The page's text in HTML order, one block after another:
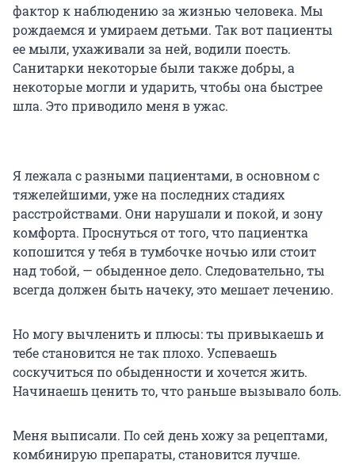
фактор к наблюдению за жизнью человека. Мы
рождаемся и умираем детьми. Так вот пациенты
ее мыли, ухаживали за ней, водили поесть.
Санитарки некоторые были также добры, а
некоторые могли и ударить, чтобы она быстрее
шла. Это приводило меня в ужас.
Я лежала с разными пациентами, в основном с
тяжелейшими, уже на последних стадиях
расстройствами. Они нарушали и покой, и зону
комфорта. Проснуться от того, что пациентка
копошится у тебя в тумбочке ночью или стоит
над тобой, — обыденное дело. Следовательно, ты
всегда должен быть начеку, это мешает лечению.
Но могу вычленить и плюсы: ты привыкаешь и
тебе становится не так плохо. Успеваешь
соскучиться по обыденности и хочется жить.
Начинаешь ценить то, что раньше вызывало боль.
Меня выписали. По сей день хожу за рецептами,
комбинирую препараты, становится лучше.